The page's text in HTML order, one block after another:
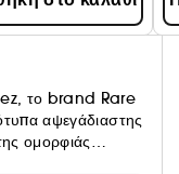
το brand Rare
αψεγάδιαστης
ομορφιάς
για